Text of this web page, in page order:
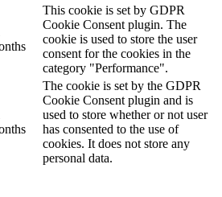
This cookie is set by GDPR
Cookie Consent plugin. The
cookie is used to store the user
consent for the cookies in the
category "Performance".
The cookie is set by the GDPR
Cookie Consent plugin and is
used to store whether or not user
has consented to the use of
cookies. It does not store any
personal data.